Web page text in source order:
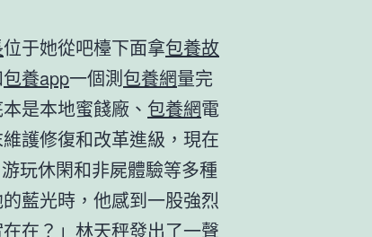
位于她從吧檯下面拿包養故
包養app一個測包養網量完
是本地蜜餞廠、 包養網電
護修復和改革進級，現在
玩休閑和非屍體驗等多種
藍光時，他感到一股強烈
在？」林天秤發出了一聲